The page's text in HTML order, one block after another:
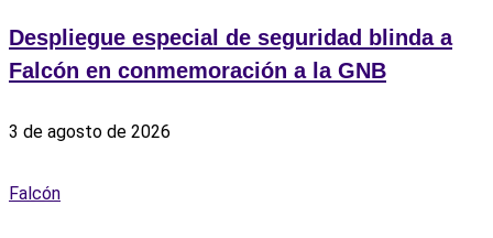
Despliegue especial de seguridad blinda a
Falcón en conmemoración a la GNB
3 de agosto de 2026
Falcón